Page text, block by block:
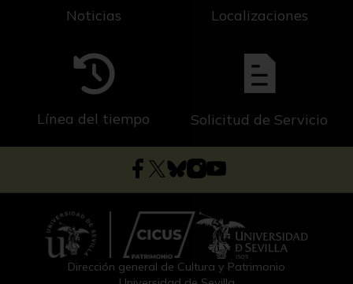
Noticias Localizaciones
Línea del tiempo Solicitud de Servicio
Dirección general de Cultura y Patrimonio